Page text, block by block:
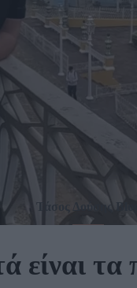
Τάσος Δούσης Blog
είναι τα